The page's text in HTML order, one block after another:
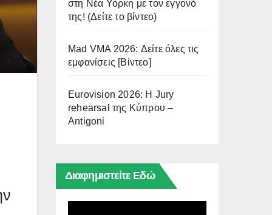
στη Νέα Υόρκη με τον εγγονό
της! (Δείτε το βίντεο)
Mad VMA 2026: Δείτε όλες τις
εμφανίσεις [Βίντεο]
Eurovision 2026: Η Jury
rehearsal της Κύπρου –
Antigoni
Διαφημιστείτε Εδώ